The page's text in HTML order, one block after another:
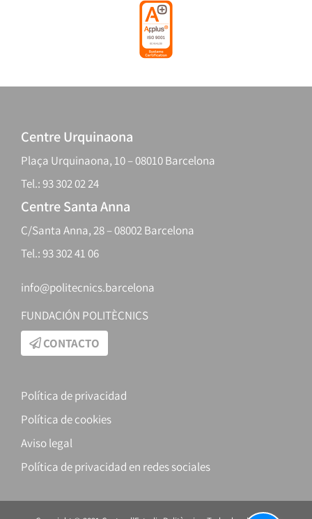
Centre Urquinaona
Plaça Urquinaona, 10 – 08010 Barcelona
Tel.: 93 302 02 24
Centre Santa Anna
C/Santa Anna, 28 – 08002 Barcelona
Tel.: 93 302 41 06
info@politecnics.barcelona
FUNDACIÓN POLITÈCNICS
CONTACTO
Política de privacidad
Política de cookies
Aviso legal
Política de privacidad en redes sociales